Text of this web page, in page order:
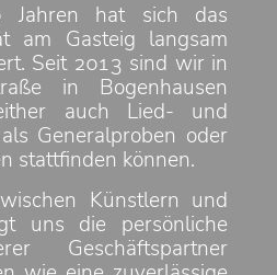
hat sich das
am Gasteig langsam
Seit 2013 sind wir in
in Bogenhausen
auch Lied- und
Generalproben oder
stattfinden können.
Künstlern und
uns die persönliche
Geschäftspartner